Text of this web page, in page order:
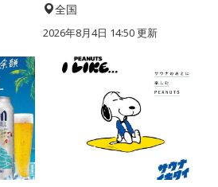
全国
2026年8月4日 14:50更新